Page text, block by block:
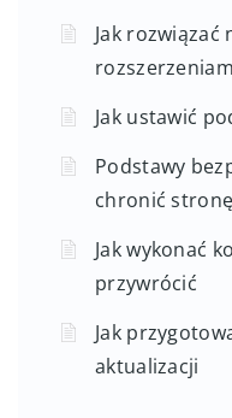
Jak
Jak ustawić
Podstawy
chronić stronę
Jak wykonać
przywrócić
Jak
aktualizacji